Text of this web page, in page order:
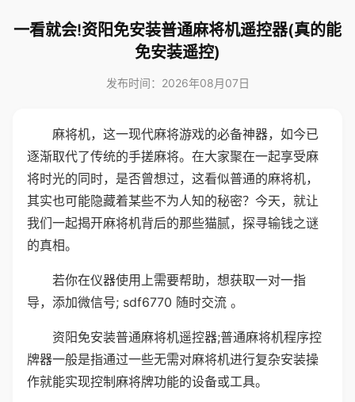
一看就会!资阳免安装普通麻将机遥控器(真的能
免安装遥控)
发布时间：2026年08月07日
麻将机，这一现代麻将游戏的必备神器，如今已
逐渐取代了传统的手搓麻将。在大家聚在一起享受麻
将时光的同时，是否曾想过，这看似普通的麻将机，
其实也可能隐藏着某些不为人知的秘密？今天，就让
我们一起揭开麻将机背后的那些猫腻，探寻输钱之谜
的真相。
若你在仪器使用上需要帮助，想获取一对一指
导，添加微信号; sdf6770 随时交流 。
资阳免安装普通麻将机遥控器;普通麻将机程序控
牌器一般是指通过一些无需对麻将机进行复杂安装操
作就能实现控制麻将牌功能的设备或工具。